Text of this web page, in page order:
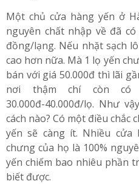
Một chủ cửa hàng yến ở
nguyên chất nhập về đã
đồng/lạng. Nếu nhặt sạch
cao hơn nữa. Mà 1 lọ yến
bán với giá 50.000đ thì lãi
nơi thậm chí còn
30.000đ-40.000đ/lọ. Như
cách nào? Có một điều chắc
yến sẽ càng ít. Nhiều
chưng của họ là 100%
yến chiếm bao nhiêu phần
biết được.